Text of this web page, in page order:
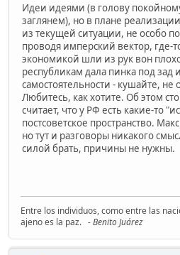
Идеи идеями (в голову
заглянем), но в плане
из текущей ситуации, не особо
проводя имперский вектор, где-
экономикой шли из рук вон
республикам дала пинка под зад
самостоятельности - кушайте, не
Любитесь, как хотите. Об этом
считает, что у РФ есть какие-то
постсоветское пространство.
но тут и разговоры никакого
силой брать, причины не нужны.
Entre los individuos, como entre las
ajeno es la paz. - Benito Juárez